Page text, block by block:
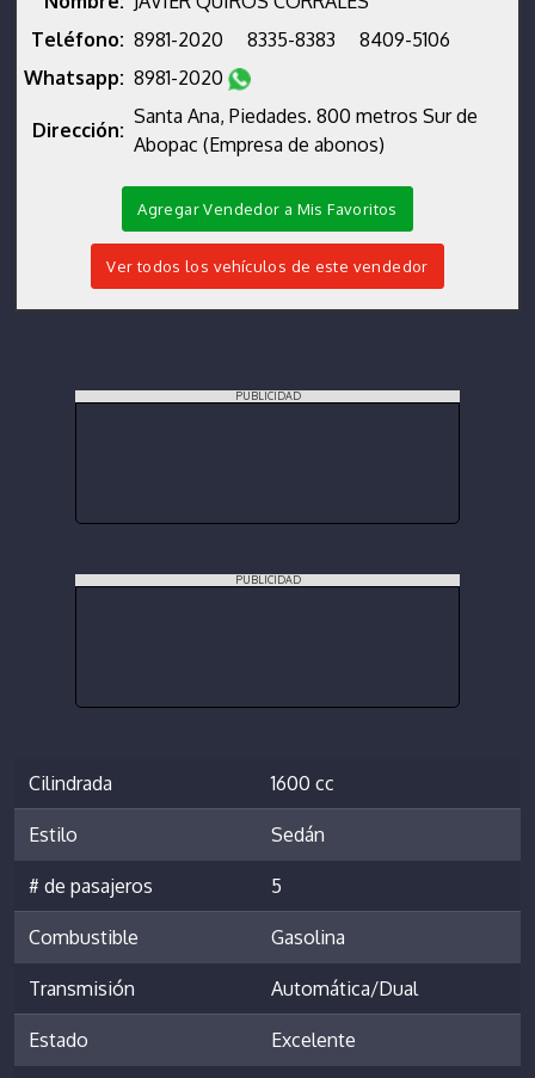
Teléfono: 8981-2020 8335-8383
8409-5106
Whatsapp: 8981-2020
Dirección:
Santa Ana, Piedades. 800 metros Sur de
Abopac (Empresa de abonos)
Agregar Vendedor a Mis Favoritos
Ver todos los vehículos de este vendedor
PUBLICIDAD
PUBLICIDAD
Cilindrada 1600 cc
Estilo Sedán
# de pasajeros 5
Combustible Gasolina
Transmisión Automática/Dual
Estado Excelente